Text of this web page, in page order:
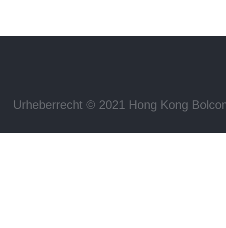
Urheberrecht © 2021 Hong Kong